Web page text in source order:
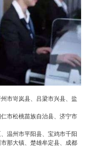
市岢岚县、吕梁市兴县、盐
市松桃苗族自治县、济宁市
温州市平阳县、宝鸡市千阳
那大镇、楚雄牟定县、成都